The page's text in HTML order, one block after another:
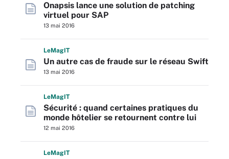
Onapsis lance une solution de patching
virtuel pour SAP
13 mai 2016
LeMagIT
Un autre cas de fraude sur le réseau Swift
13 mai 2016
LeMagIT
Sécurité : quand certaines pratiques du
monde hôtelier se retournent contre lui
12 mai 2016
LeMagIT